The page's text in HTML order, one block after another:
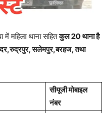
में महिला थाना सहितकुल 20 थाना है
सलेमपुर,बरहज, तथा
सीयूजी मोबाइल
नंबर